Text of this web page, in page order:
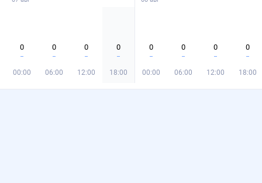
0
00:00
0
06:00
0
12:00
0
18:00
0
00:00
0
06:00
0
12:00
0
18:00